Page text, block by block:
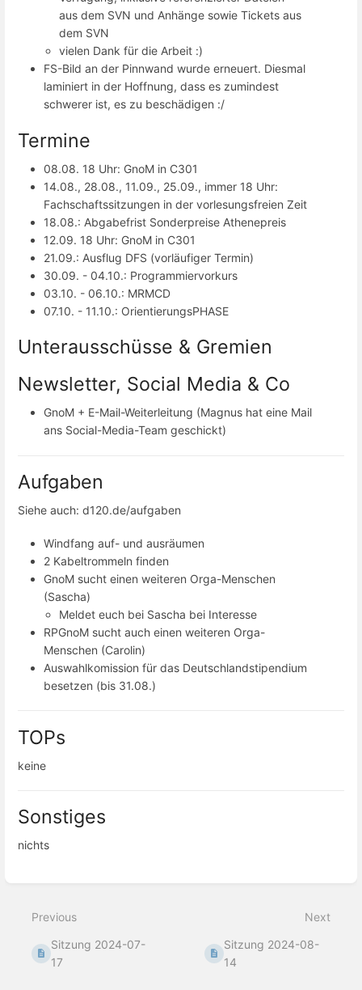
aus dem SVN und Anhänge sowie Tickets aus
dem SVN
vielen Dank für die Arbeit :)
FS-Bild an der Pinnwand wurde erneuert. Diesmal
laminiert in der Hoffnung, dass es zumindest
schwerer ist, es zu beschädigen :/
Termine
08.08. 18 Uhr: GnoM in C301
14.08., 28.08., 11.09., 25.09., immer 18 Uhr:
Fachschaftssitzungen in der vorlesungsfreien Zeit
18.08.: Abgabefrist Sonderpreise Athenepreis
12.09. 18 Uhr: GnoM in C301
21.09.: Ausflug DFS (vorläufiger Termin)
30.09. - 04.10.: Programmiervorkurs
03.10. - 06.10.: MRMCD
07.10. - 11.10.: OrientierungsPHASE
Unterausschüsse & Gremien
Newsletter, Social Media & Co
GnoM + E-Mail-Weiterleitung (Magnus hat eine Mail
ans Social-Media-Team geschickt)
Aufgaben
Siehe auch: d120.de/aufgaben
Windfang auf- und ausräumen
2 Kabeltrommeln finden
GnoM sucht einen weiteren Orga-Menschen
(Sascha)
Meldet euch bei Sascha bei Interesse
RPGnoM sucht auch einen weiteren Orga-
Menschen (Carolin)
Auswahlkomission für das Deutschlandstipendium
besetzen (bis 31.08.)
TOPs
keine
Sonstiges
nichts
mode
Previous
Sitzung 2024-07-
17
Next
Sitzung 2024-08-
14